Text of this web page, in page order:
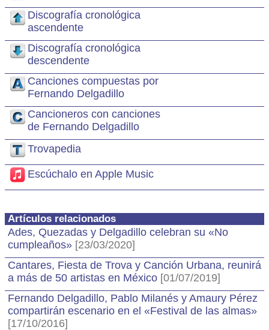
Discografía cronológica
ascendente
Discografía cronológica
descendente
Canciones compuestas por
Fernando Delgadillo
Cancioneros con canciones
de Fernando Delgadillo
Trovapedia
Escúchalo en Apple Music
Artículos relacionados
Ades, Quezadas y Delgadillo celebran su «No
cumpleaños» [23/03/2020]
Cantares, Fiesta de Trova y Canción Urbana, reunirá
a más de 50 artistas en México [01/07/2019]
Fernando Delgadillo, Pablo Milanés y Amaury Pérez
compartirán escenario en el «Festival de las almas»
[17/10/2016]